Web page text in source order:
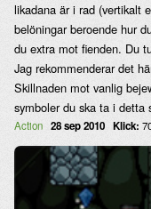
likadana är i rad (vertikalt
belöningar beroende hur
du extra mot fienden. Du
Jag rekommenderar det
Skillnaden mot vanlig
symboler du ska ta i detta
Action 28 sep 2010 Klick: